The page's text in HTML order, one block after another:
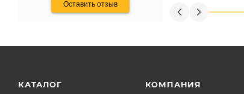
Оставить отзыв
КАТАЛОГ КОМПАНИЯ